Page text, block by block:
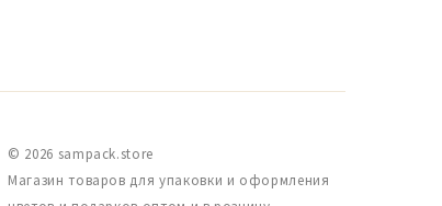
© 2026 sampack.store
Магазин товаров для упаковки и оформления